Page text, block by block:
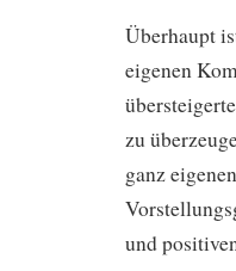
Überhaupt
eigenen
zu
ganz
und